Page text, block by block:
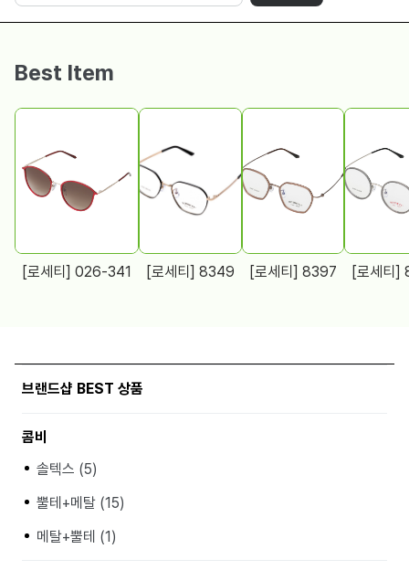
Best Item
[로세티] 026-341 [로세티] 8349 [로세티] 8397 [로세티]
브랜드샵 BEST 상품
콤비
솔텍스 (5)
뿔테+메탈 (15)
메탈+뿔테 (1)